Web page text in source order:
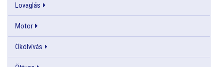
Lovaglás
Motor
Ökölvívás